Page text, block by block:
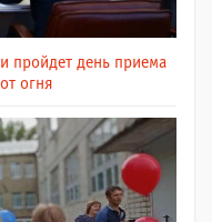
пройдет день приема
огня